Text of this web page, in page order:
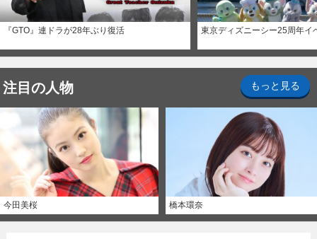
『GTO』連ドラが28年ぶり復活 東京ディズニーシー25周年イ
注目の人物 もっと見る
今田美桜 橋本環奈